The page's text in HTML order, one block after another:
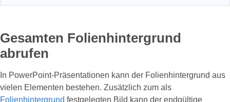
Gesamten Folienhintergrund
abrufen
In PowerPoint‑Präsentationen kann der Folienhintergrund aus
vielen Elementen bestehen. Zusätzlich zum als
Folienhintergrund festgelegten Bild kann der endgültige